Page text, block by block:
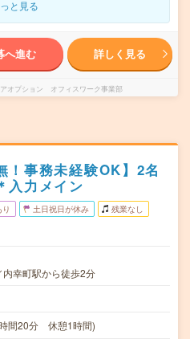
と見る
へ進む 詳しく見る
オプション オフィスワーク事業部
！事務未経験OK】2名
入力メイン
土日祝日が休み 残業なし
幸町駅から徒歩2分
間20分 休憩1時間)